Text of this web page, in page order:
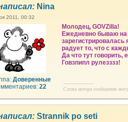
Nina
2011, 00:32
Доверенные
22
Молодец, GOVZilla!
Ежедневно бываю на
зарегистрировалась
радует то, что с
Да что тут говорить,
Говзпипл рулезззз!
--------------------
Слова автора сообщения
Strannik po seti